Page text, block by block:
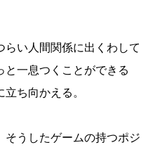
らい人間関係に出くわして
と一息つくことができる
ち向かえる。
うしたゲームの持つポジ